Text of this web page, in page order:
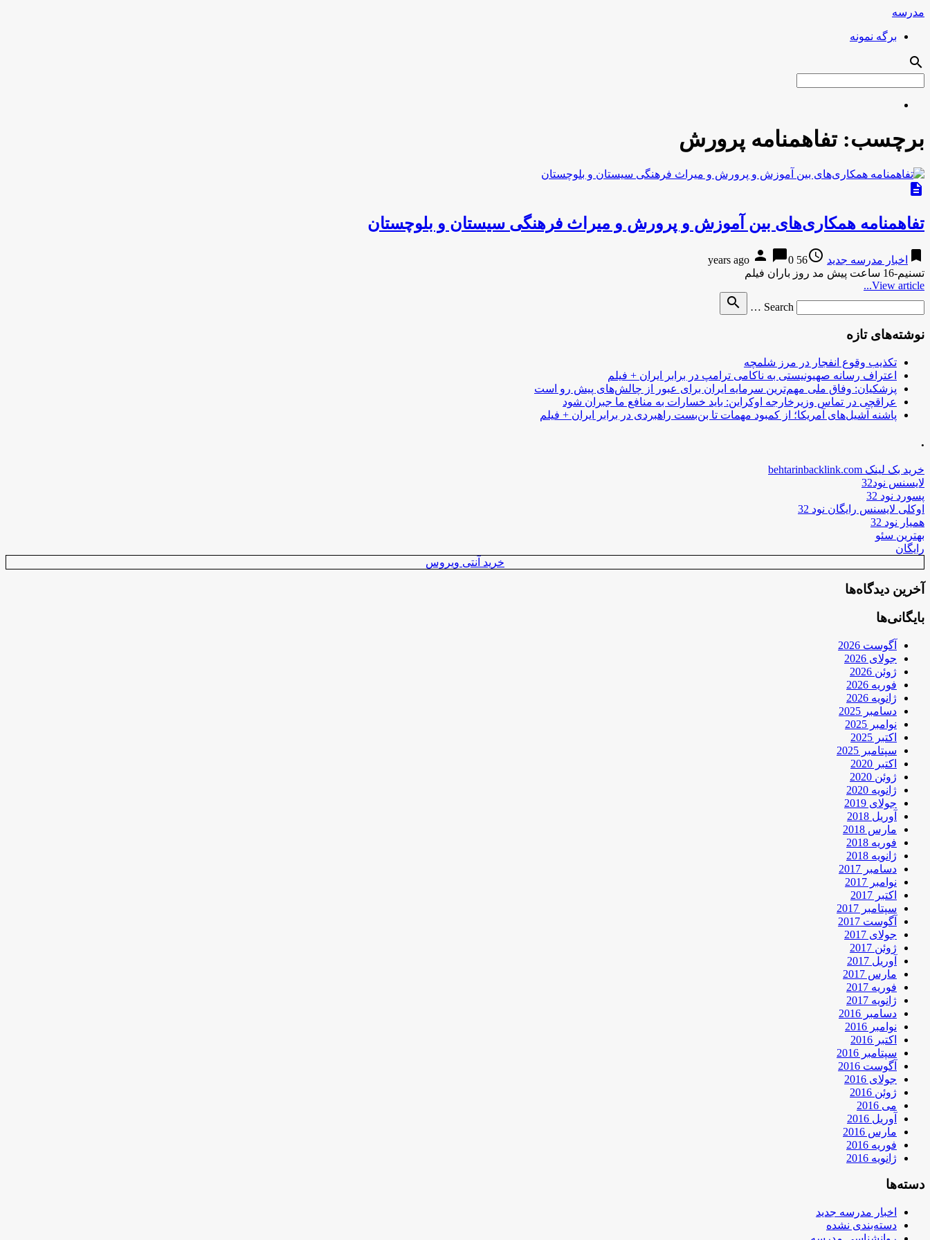
مدرسه
برگه نمونه
search
برچسب:تفاهمنامه پرورش
description
تفاهمنامه همکاری‌های بین آموزش و پرورش و میراث فرهنگی سیستان و بلوچستان
bookmark اخبار مدرسه جدید access_time
56 years ago
person chat_bubble0
تسنیم-16 ساعت پیش مد روز باران فیلم
View article...
Search …
search
نوشته‌های تازه
تکذیب وقوع انفجار در مرز شلمچه
اعتراف رسانه صهیونیستی به ناکامی ترامپ در برابر ایران + فیلم
پزشکیان: وفاق ملی مهم‌ترین سرمایه ایران برای عبور از چالش‌های پیش رو است
عراقچی در تماس وزیرخارجه اوکراین: باید خسارات به منافع ما جبران شود
پاشنه آشیل‌های آمریکا؛ از کمبود مهمات تا بن‌بست راهبردی در برابر ایران + فیلم
.
خرید بک لینک behtarinbacklink.com
لایسنس نود32
پسورد نود 32
اوکلی لایسنس رایگان نود 32
همیار نود 32
بهترین سئو
رایگان
خرید آنتی ویروس
آخرین دیدگاه‌ها
بایگانی‌ها
آگوست 2026
جولای 2026
ژوئن 2026
فوریه 2026
ژانویه 2026
دسامبر 2025
نوامبر 2025
اکتبر 2025
سپتامبر 2025
اکتبر 2020
ژوئن 2020
ژانویه 2020
جولای 2019
آوریل 2018
مارس 2018
فوریه 2018
ژانویه 2018
دسامبر 2017
نوامبر 2017
اکتبر 2017
سپتامبر 2017
آگوست 2017
جولای 2017
ژوئن 2017
آوریل 2017
مارس 2017
فوریه 2017
ژانویه 2017
دسامبر 2016
نوامبر 2016
اکتبر 2016
سپتامبر 2016
آگوست 2016
جولای 2016
ژوئن 2016
می 2016
آوریل 2016
مارس 2016
فوریه 2016
ژانویه 2016
دسته‌ها
اخبار مدرسه جدید
دسته‌بندی نشده